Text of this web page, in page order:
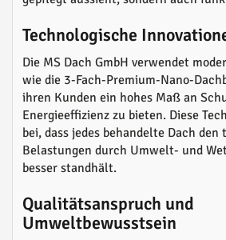
Technologische
Die MS Dach GmbH verwendet
wie die 3-Fach-Premium-Nano-
ihren Kunden ein hohes Maß an
Energieeffizienz zu bieten. Diese
bei, dass jedes behandelte Dach den
Belastungen durch Umwelt- und
besser standhält.
Qualitätsanspruch und
Umweltbewusstsein